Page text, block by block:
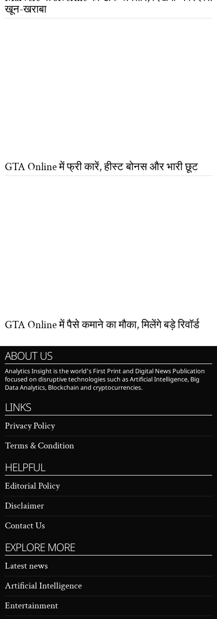
खून-खराबा
GTA Online में फ्री कारें, हीस्ट बोनस और भारी छूट
GTA Online में पैसे कमाने का मौका, मिलेंगे बड़े रिवॉर्ड
ABOUT US
Analytics Insight is the world’s First Print and Digital News Publication
focused on disruptive technologies such as Artificial Intelligence, Big
Data Analytics, Blockchain and cryptocurrencies.
LINKS
Privacy Policy
Terms & Condition
HELPFUL
Editorial Policy
Disclaimer
Contact Us
EXPLORE MORE
Latest news
Artificial Intelligence
Entertainment